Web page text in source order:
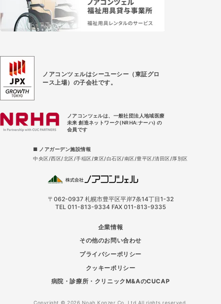
ノアコンツェルはシーユーシー（東証グロ
ース上場） の子会社です。
ノアコンツェルは、一般社団法人地域医療
未来 創造ネットワーク(NRHA:ナーハ) の
会員です
■ ノアガーデン施設情報
中央区 西区 北区 手稲区 東区 白石区 南区 豊平区 清田区 厚別区
〒062-0937 札幌市豊平区平岸7条14丁目1-32
TEL 011-813-9334 FAX 011-813-9335
企業情報
その他のお問い合わせ
プライバシーポリシー
クッキーポリシー
病院・診療所・クリニックM&AのCUCAP
Copyright © 2026 Noah Konzer Co.,Ltd All rights reserved.